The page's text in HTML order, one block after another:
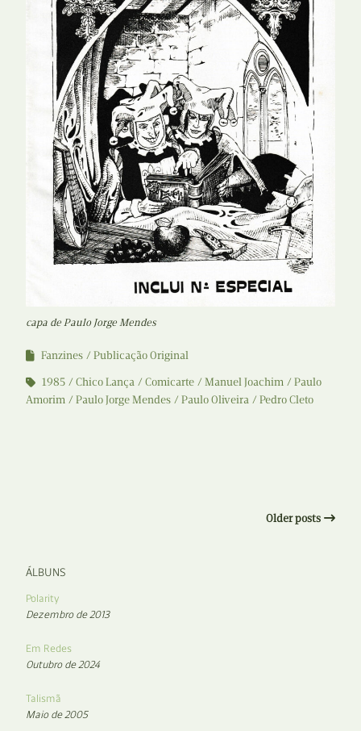
capa de Paulo Jorge Mendes
Fanzines
Publicação Original
1985
Chico Lança Comicarte Manuel Joachim
Paulo
Amorim
Paulo Jorge Mendes Paulo Oliveira Pedro Cleto
Older posts
ÁLBUNS
Polarity
Dezembro de 2013
Em Redes
Outubro de 2024
Talismã
Maio de 2005